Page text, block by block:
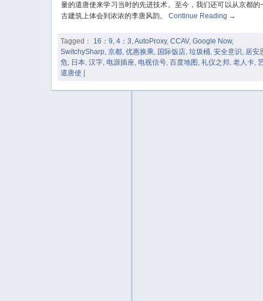
量的遣唐使来学习当时的先进技术。至今，我们还可以从京都的
古建筑上体会到浓浓的李唐风韵。
Continue Reading →
Tagged： 16：9,4：3,AutoProxy,CCAV,Google Now,
SwitchySharp,京都,优惠换乘, 国际饭店,垃圾桶,安全意识, 居安
危, 日本,汉字, 电源插座, 电视信号,百度地图 ,礼仪之邦,老人卡,
遣唐使